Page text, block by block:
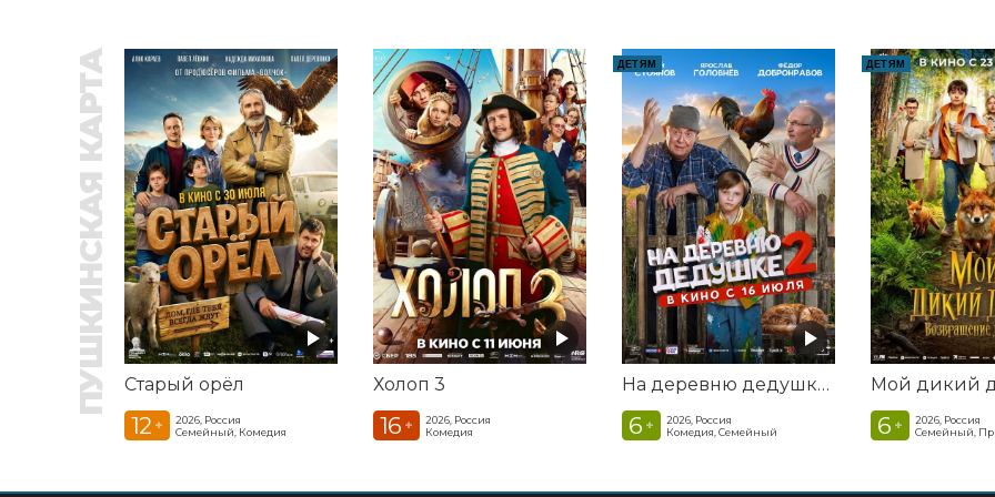
ПУШКИНСКАЯ КАРТА Старый орёл
12 +
2026, Россия
Семейный, Комедия
Холоп 3
16 +
2026, Россия
Комедия
ДЕТЯМ
На деревню дедушке 2
6 +
2026, Россия
Комедия, Семейный
ДЕТЯМ
6 +
2026, Россия
Семейный,